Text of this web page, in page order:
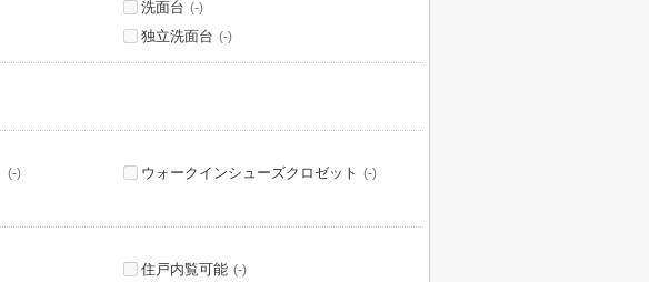
洗面台 (-)
独立洗面台 (-)
(-) ウォークインシューズクロゼット (-)
住戸内覧可能 (-)